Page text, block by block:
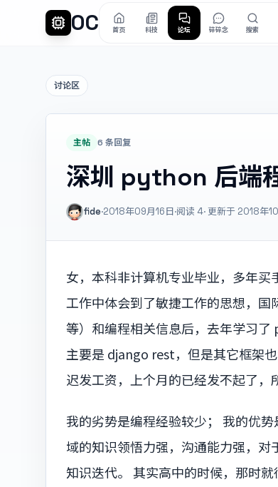
OC 首页 科技 论坛 碎碎念 搜索
讨论区
主帖 6 条回复
深圳 python 后端
fide·2018年09月16日·阅读 4· 更新于 2018年
女，本科非计算机专业毕业，多年
工作中体会到了敏捷工作的思想，
等）和编程相关信息后，去年学习
主要是 django rest，但是其它框架
迟发工资，上个月的已经发不起了，
我的劣势是编程经验较少； 我的优
域的知识领悟力强，沟通能力强，
知识迭代。 其实高中的时候，那时